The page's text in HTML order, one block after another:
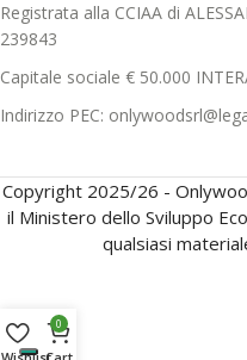
Registrata alla CCIAA di
239843
Capitale sociale € 50.000
Indirizzo PEC:
Copyright 2025/26 -
il Ministero dello Sviluppo
qualsiasi
0